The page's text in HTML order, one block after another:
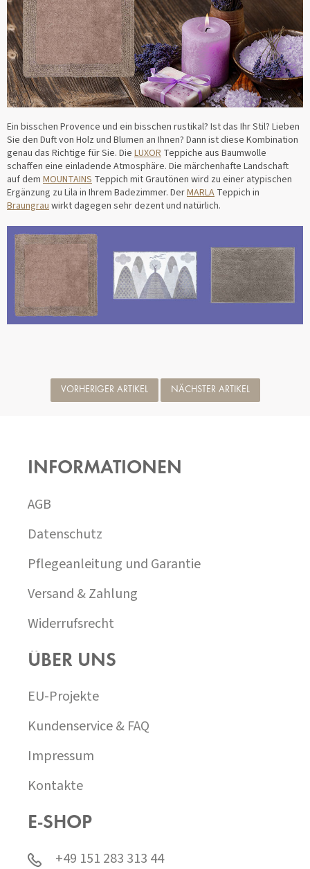
Ein bisschen Provence und ein bisschen rustikal? Ist das Ihr Stil? Lieben
Sie den Duft von Holz und Blumen an Ihnen? Dann ist diese Kombination
genau das Richtige für Sie. Die LUXOR Teppiche aus Baumwolle
schaffen eine einladende Atmosphäre. Die märchenhafte Landschaft
auf dem MOUNTAINS Teppich mit Grautönen wird zu einer atypischen
Ergänzung zu Lila in Ihrem Badezimmer. DerMARLA Teppich in
Braungrau wirkt dagegen sehr dezent und natürlich.
VORHERIGER ARTIKEL NÄCHSTER ARTIKEL
INFORMATIONEN
AGB
Datenschutz
Pflegeanleitung und Garantie
Versand & Zahlung
Widerrufsrecht
ÜBER UNS
EU-Projekte
Kundenservice & FAQ
Impressum
Kontakte
E-SHOP
+49 151 283 313 44